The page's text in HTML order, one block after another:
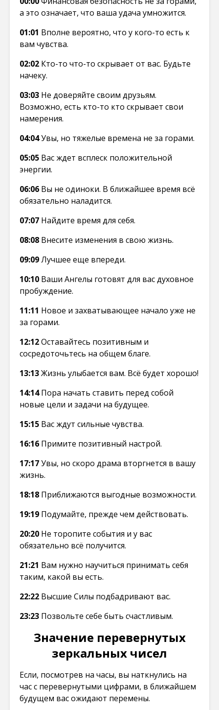
а это означает, что ваша удача умножится.
01:01 Вполне вероятно, что у кого-то есть к
вам чувства.
02:02 Кто-то что-то скрывает от вас. Будьте
начеку.
03:03 Не доверяйте своим друзьям.
Возможно, есть кто-то кто скрывает свои
намерения.
04:04Увы, но тяжелые времена не за горами.
05:05 Вас ждет всплеск положительной
энергии.
06:06 Вы не одиноки. В ближайшее время всё
обязательно наладится.
07:07 Найдите время для себя.
08:08 Внесите изменения в свою жизнь.
09:09Лучшее еще впереди.
10:10 Ваши Ангелы готовят для вас духовное
пробуждение.
11:11 Новое и захватывающее начало уже не
за горами.
12:12Оставайтесь позитивным и
сосредоточьтесь на общем благе.
13:13Жизнь улыбается вам. Всё будет хорошо!
14:14Пора начать ставить перед собой
новые цели и задачи на будущее.
15:15 Вас ждут сильные чувства.
16:16 Примите позитивный настрой.
17:17Увы, но скоро драма вторгнется в вашу
жизнь.
18:18 Приближаются выгодные возможности.
19:19 Подумайте, прежде чем действовать.
20:20 Не торопите события и у вас
обязательно всё получится.
21:21 Вам нужно научиться принимать себя
таким, какой вы есть.
22:22 Высшие Силы подбадривают вас.
23:23 Позвольте себе быть счастливым.
Значение перевернутых
зеркальных чисел
Если, посмотрев на часы, вы наткнулись на
час с перевернутыми цифрами, в ближайшем
будущем вас ожидают перемены.